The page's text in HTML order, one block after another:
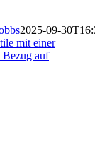
2025-09-